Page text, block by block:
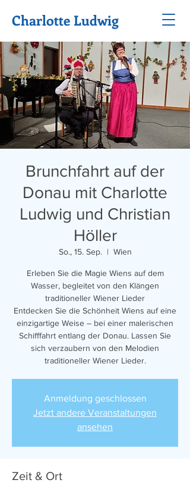
Charlotte Ludwig
Brunchfahrt auf der
Donau mit Charlotte
Ludwig und Christian
Höller
So., 15. Sep.
  |
Wien
Erleben Sie die Magie Wiens auf dem
Wasser, begleitet von den Klängen
traditioneller Wiener Lieder
Entdecken Sie die Schönheit Wiens auf eine
einzigartige Weise – bei einer malerischen
Schifffahrt entlang der Donau. Lassen Sie
sich verzaubern von den Melodien
traditioneller Wiener Lieder.
Anmeldung geschlossen
Jetzt andere Veranstaltungen
ansehen
Zeit & Ort